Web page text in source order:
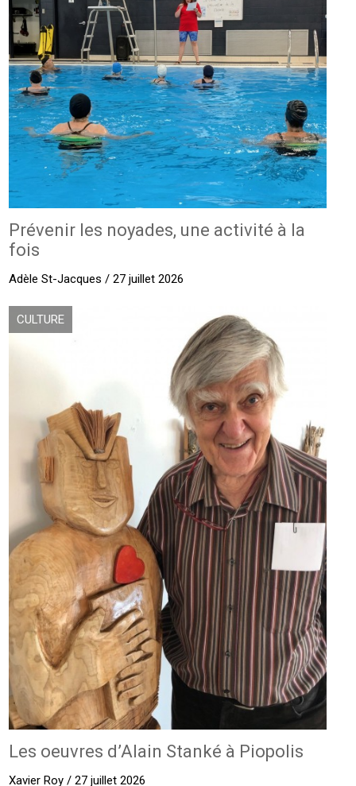
Prévenir les noyades, une activité à la
fois
Adèle St-Jacques / 27 juillet 2026
CULTURE
Les oeuvres d’Alain Stanké à Piopolis
Xavier Roy / 27 juillet 2026